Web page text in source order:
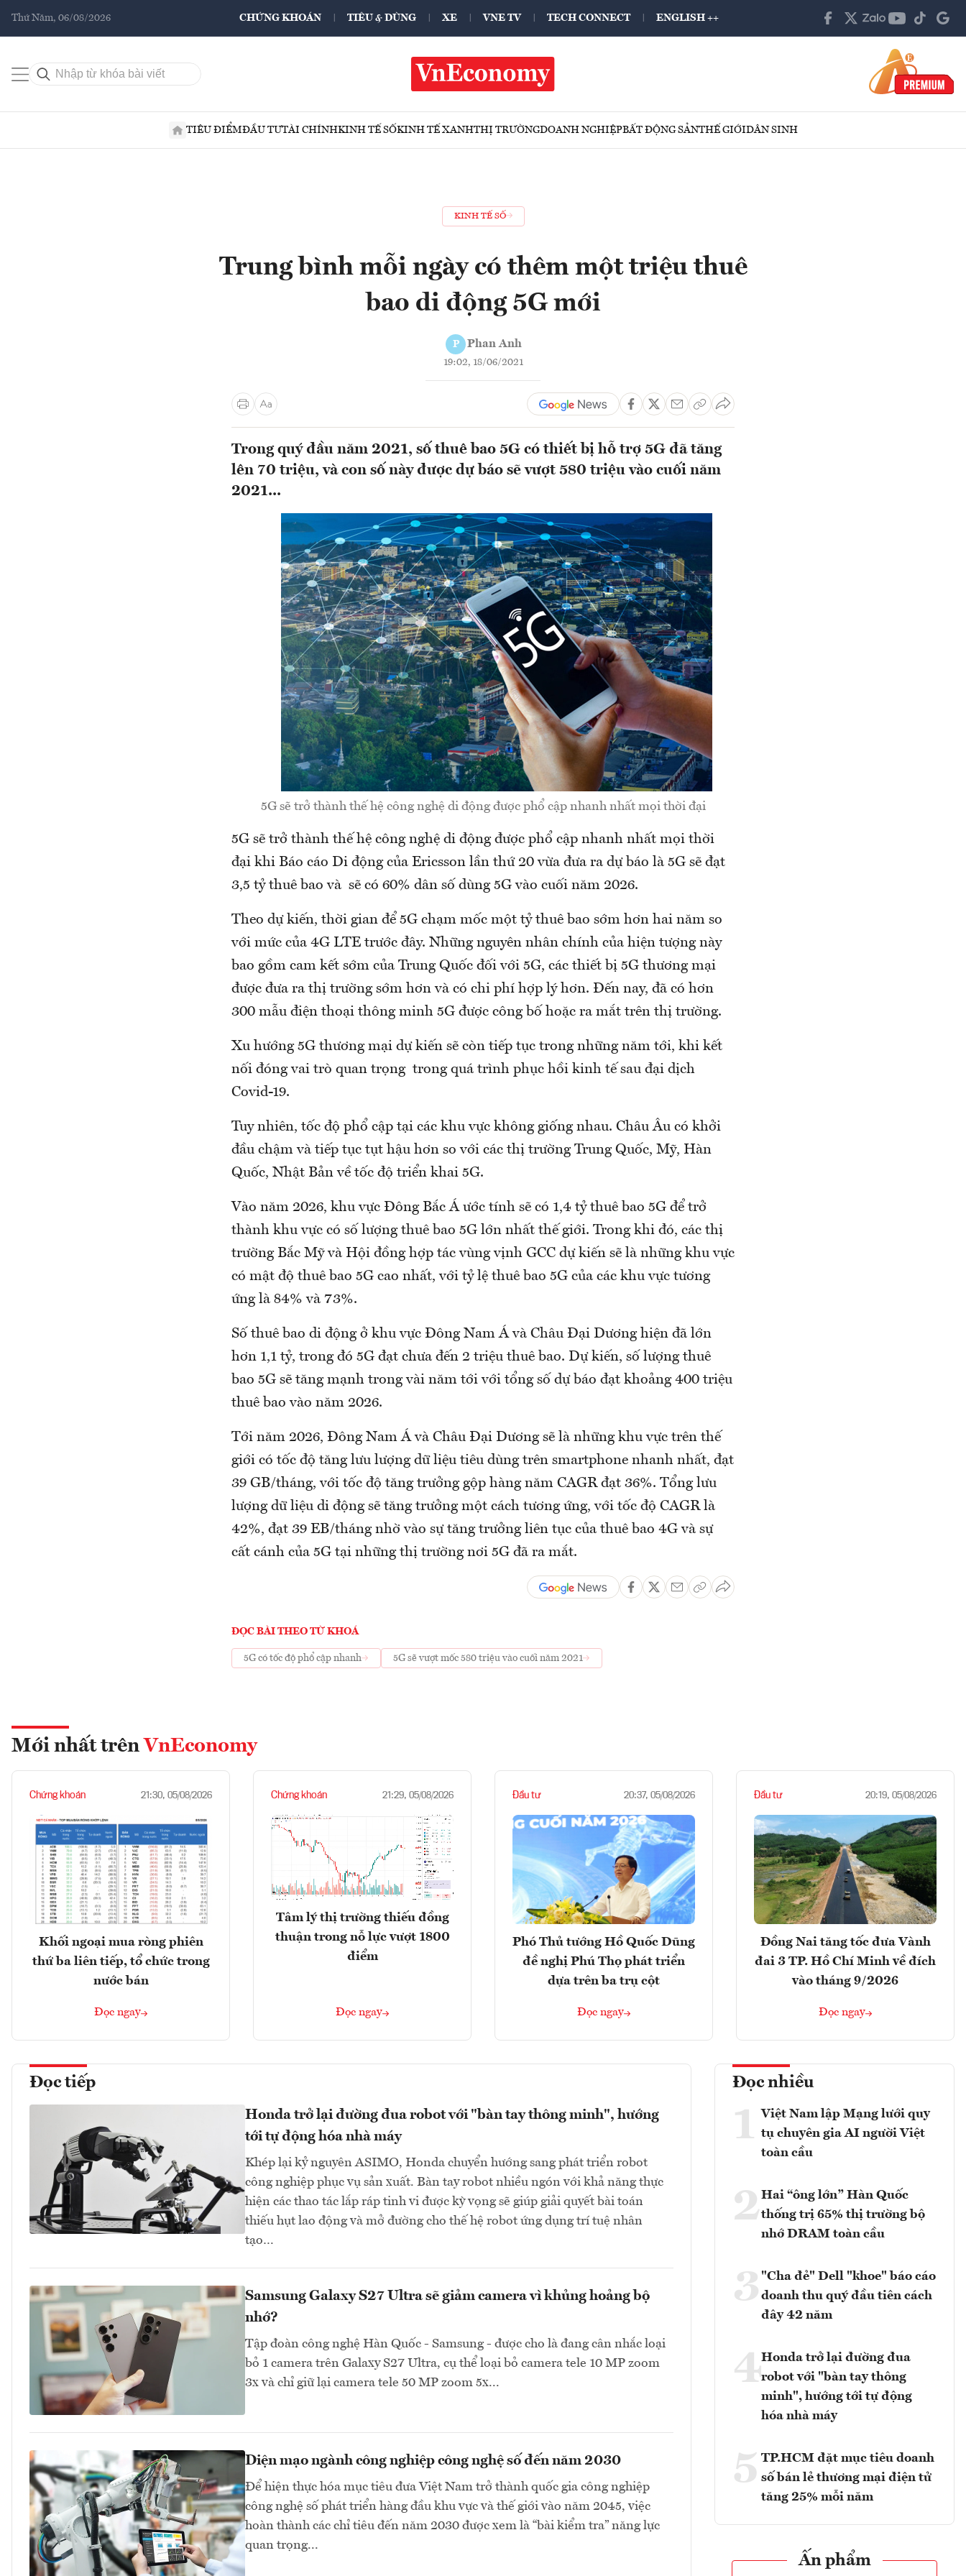
Thứ Năm, 06/08/2026 CHỨNG KHOÁN TIÊU & DÙNG XE VNE TV TECH CONNECT ENGLISH ++
TIÊU ĐIỂMĐẦU TƯTÀI CHÍNHKINH TẾ SỐKINH TẾ XANHTHỊ TRƯỜNGDOANH NGHIỆPBẤT ĐỘNG SẢNTHẾ GIỚIDÂN SINH
KINH TẾ SỐ
Trung bình mỗi ngày có thêm một triệu thuê
bao di động 5G mới
P Phan Anh
19:02, 18/06/2021
Trong quý đầu năm 2021, số thuê bao 5G có thiết bị hỗ trợ 5G đã tăng
lên 70 triệu, và con số này được dự báo sẽ vượt 580 triệu vào cuối năm
2021...
5G sẽ trở thành thế hệ công nghệ di động được phổ cập nhanh nhất mọi thời đại
5G sẽ trở thành thế hệ công nghệ di động được phổ cập nhanh nhất mọi thời
đại khi Báo cáo Di động của Ericsson lần thứ 20 vừa đưa ra dự báo là 5G sẽ đạt
3,5 tỷ thuê bao và sẽ có 60% dân số dùng 5G vào cuối năm 2026.
Theo dự kiến, thời gian để 5G chạm mốc một tỷ thuê bao sớm hơn hai năm so
với mức của 4G LTE trước đây. Những nguyên nhân chính của hiện tượng này
bao gồm cam kết sớm của Trung Quốc đối với 5G, các thiết bị 5G thương mại
được đưa ra thị trường sớm hơn và có chi phí hợp lý hơn. Đến nay, đã có hơn
300 mẫu điện thoại thông minh 5G được công bố hoặc ra mắt trên thị trường.
Xu hướng 5G thương mại dự kiến sẽ còn tiếp tục trong những năm tới, khi kết
nối đóng vai trò quan trọng trong quá trình phục hồi kinh tế sau đại dịch
Covid-19.
Tuy nhiên, tốc độ phổ cập tại các khu vực không giống nhau. Châu Âu có khởi
đầu chậm và tiếp tục tụt hậu hơn so với các thị trường Trung Quốc, Mỹ, Hàn
Quốc, Nhật Bản về tốc độ triển khai 5G.
Vào năm 2026, khu vực Đông Bắc Á ước tính sẽ có 1,4 tỷ thuê bao 5G để trở
thành khu vực có số lượng thuê bao 5G lớn nhất thế giới. Trong khi đó, các thị
trường Bắc Mỹ và Hội đồng hợp tác vùng vịnh GCC dự kiến sẽ là những khu vực
có mật độ thuê bao 5G cao nhất, với tỷ lệ thuê bao 5G của các khu vực tương
ứng là 84% và 73%.
Số thuê bao di động ở khu vực Đông Nam Á và Châu Đại Dương hiện đã lớn
hơn 1,1 tỷ, trong đó 5G đạt chưa đến 2 triệu thuê bao. Dự kiến, số lượng thuê
bao 5G sẽ tăng mạnh trong vài năm tới với tổng số dự báo đạt khoảng 400 triệu
thuê bao vào năm 2026.
Tới năm 2026, Đông Nam Á và Châu Đại Dương sẽ là những khu vực trên thế
giới có tốc độ tăng lưu lượng dữ liệu tiêu dùng trên smartphone nhanh nhất, đạt
39 GB/tháng, với tốc độ tăng trưởng gộp hàng năm CAGR đạt 36%. Tổng lưu
lượng dữ liệu di động sẽ tăng trưởng một cách tương ứng, với tốc độ CAGR là
42%, đạt 39 EB/tháng nhờ vào sự tăng trưởng liên tục của thuê bao 4G và sự
cất cánh của 5G tại những thị trường nơi 5G đã ra mắt.
ĐỌC BÀI THEO TỪ KHOÁ
5G có tốc độ phổ cập nhanh 5G sẽ vượt mốc 580 triệu vào cuối năm 2021
Mới nhất trên VnEconomy
Chứng khoán 21:30, 05/08/2026
Khối ngoại mua ròng phiên
thứ ba liên tiếp, tổ chức trong
nước bán
Đọc ngay
Chứng khoán 21:29, 05/08/2026
Tâm lý thị trường thiếu đồng
thuận trong nỗ lực vượt 1800
điểm
Đọc ngay
Đầu tư 20:37, 05/08/2026
Phó Thủ tướng Hồ Quốc Dũng
đề nghị Phú Thọ phát triển
dựa trên ba trụ cột
Đọc ngay
Đầu tư 20:19, 05/08/2026
Đồng Nai tăng tốc đưa Vành
đai 3 TP. Hồ Chí Minh về đích
vào tháng 9/2026
Đọc ngay
Đọc tiếp
Honda trở lại đường đua robot với "bàn tay thông minh", hướng
tới tự động hóa nhà máy
Khép lại kỷ nguyên ASIMO, Honda chuyển hướng sang phát triển robot
công nghiệp phục vụ sản xuất. Bàn tay robot nhiều ngón với khả năng thực
hiện các thao tác lắp ráp tinh vi được kỳ vọng sẽ giúp giải quyết bài toán
thiếu hụt lao động và mở đường cho thế hệ robot ứng dụng trí tuệ nhân
tạo…
Samsung Galaxy S27 Ultra sẽ giảm camera vì khủng hoảng bộ
nhớ?
Tập đoàn công nghệ Hàn Quốc - Samsung - được cho là đang cân nhắc loại
bỏ 1 camera trên Galaxy S27 Ultra, cụ thể loại bỏ camera tele 10 MP zoom
3x và chỉ giữ lại camera tele 50 MP zoom 5x...
Diện mạo ngành công nghiệp công nghệ số đến năm 2030
Để hiện thực hóa mục tiêu đưa Việt Nam trở thành quốc gia công nghiệp
công nghệ số phát triển hàng đầu khu vực và thế giới vào năm 2045, việc
hoàn thành các chỉ tiêu đến năm 2030 được xem là “bài kiểm tra” năng lực
quan trọng...
Đọc nhiều
1 Việt Nam lập Mạng lưới quy
tụ chuyên gia AI người Việt
toàn cầu
2Hai “ông lớn” Hàn Quốc
thống trị 65% thị trường bộ
nhớ DRAM toàn cầu
3 "Cha đẻ" Dell "khoe" báo cáo
doanh thu quý đầu tiên cách
đây 42 năm
4Honda trở lại đường đua
robot với "bàn tay thông
minh", hướng tới tự động
hóa nhà máy
5 TP.HCM đặt mục tiêu doanh
số bán lẻ thương mại điện tử
tăng 25% mỗi năm
Ấn phẩm